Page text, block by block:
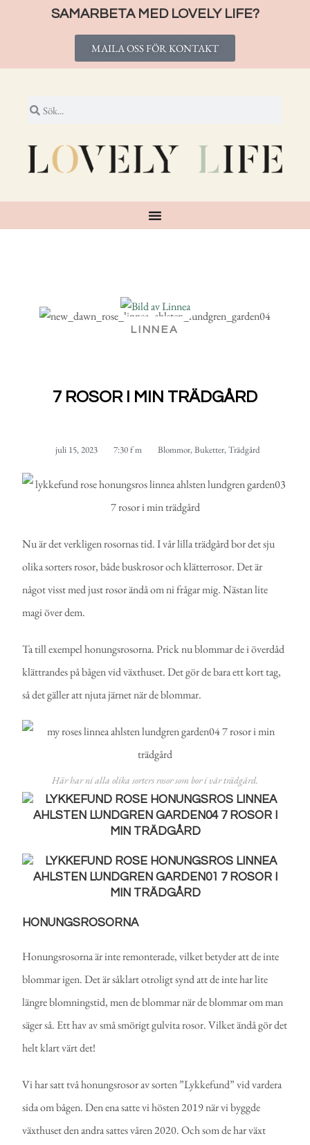
SAMARBETA MED LOVELY LIFE?
MAILA OSS FÖR KONTAKT
LINNEA
7 ROSOR I MIN TRÄDGÅRD
juli 15, 2023 7:30 f m Blommor,Buketter,Trädgård
Nu är det verkligen rosornas tid. I vår lilla trädgård bor det sju
olika sorters rosor, både buskrosor och klätterrosor. Det är
något visst med just rosor ändå om ni frågar mig. Nästan lite
magi över dem.
Ta till exempel honungsrosorna. Prick nu blommar de i överdåd
klättrandes på bågen vid växthuset. Det gör de bara ett kort tag,
så det gäller att njuta järnet när de blommar.
Här har ni alla olika sorters rosor som bor i vår trädgård.
HONUNGSROSORNA
Honungsrosorna är inte remonterade, vilket betyder att de inte
blommar igen. Det är såklart otroligt synd att de inte har lite
längre blomningstid, men de blommar när de blommar om man
säger så. Ett hav av små smörigt gulvita rosor. Vilket ändå gör det
helt klart värt det!
Vi har satt två honungsrosor av sorten ”Lykkefund” vid vardera
sida om bågen. Den ena satte vi hösten 2019 när vi byggde
växthuset den andra sattes våren 2020. Och som de har växt